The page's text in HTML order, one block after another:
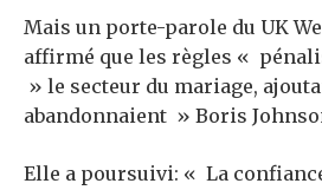
Mais un porte-parole du UK
affirmé que les règles «
» le secteur du mariage,
abandonnaient » Boris
Elle a poursuivi: « La